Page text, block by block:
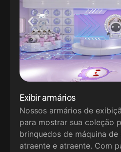
Exibir armários
Nossos armários de
para mostrar sua coleção
brinquedos de máquina de
atraente e atraente. Com